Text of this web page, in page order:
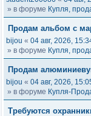
» в форуме Купля,
Продам альбом с
bijou « 04 авг, 2026,
» в форуме Купля,
Продам
bijou « 04 авг, 2026,
» в форуме Купля-
Требуются